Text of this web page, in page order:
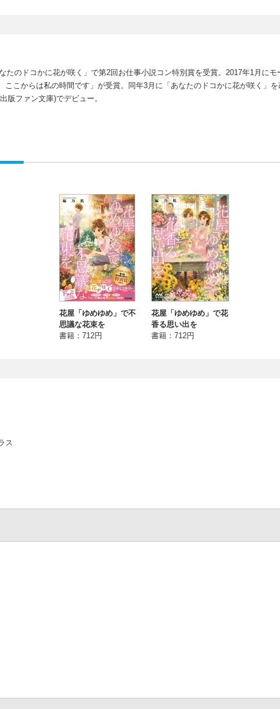
たのドコかに花が咲く」で第2回お仕事小説コン特別賞を受賞。2017年1月に
ここからは私の時間です」が受賞。同年3月に「あなたのドコかに花が咲く」
版ファン文庫)でデビュー。
花屋「ゆめゆめ」で不
思議な花束を
書籍：712円
花屋「ゆめゆめ」で花
香る思い出を
書籍：712円
ス